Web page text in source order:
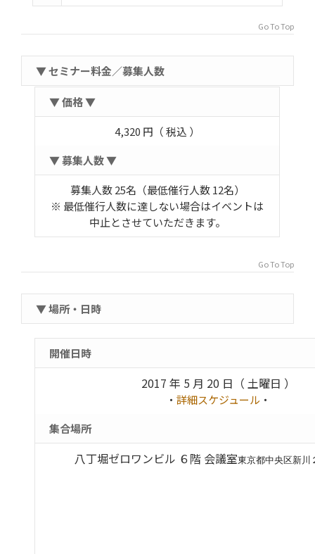
Go To Top
▼ セミナー料金／募集人数
▼ 価格 ▼
4,320 円（ 税込 ）
▼ 募集人数 ▼
募集人数 25名（最低催行人数 12名）
※ 最低催行人数に達しない場合はイベントは
中止とさせていただきます。
Go To Top
▼ 場所・日時
開催日時
2017 年 5 月 20 日（ 土曜日 ）
・ 詳細スケジュール ・
集合場所
八丁堀ゼロワンビル ６階 会議室東京都中央区新川